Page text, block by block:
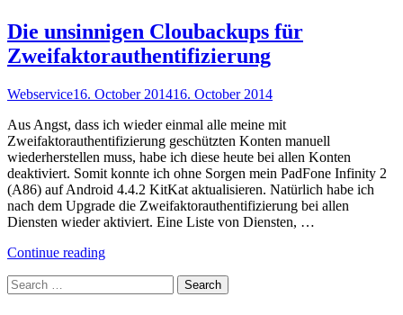
Die unsinnigen Cloubackups für
Zweifaktorauthentifizierung
Webservice16. October 201416. October 2014
Aus Angst, dass ich wieder einmal alle meine mit
Zweifaktorauthentifizierung geschützten Konten manuell
wiederherstellen muss, habe ich diese heute bei allen Konten
deaktiviert. Somit konnte ich ohne Sorgen mein PadFone Infinity 2
(A86) auf Android 4.4.2 KitKat aktualisieren. Natürlich habe ich
nach dem Upgrade die Zweifaktorauthentifizierung bei allen
Diensten wieder aktiviert. Eine Liste von Diensten, …
Continue reading"Die
Search
for: